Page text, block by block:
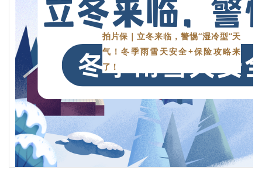
拍片保｜立冬来临，警惕“湿冷型”天
气！冬季雨雪天安全+保险攻略来
了！